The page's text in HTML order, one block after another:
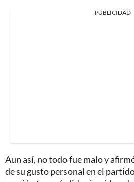
PUBLICIDAD
Aun así, no todo fue malo y
de su gusto personal en el